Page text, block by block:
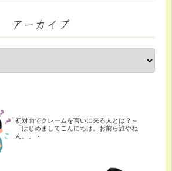
アーカイブ
初対面でクレームを言いに来る人とは？～
「はじめましてこんにちは。お前ら誰やね
ん。」～